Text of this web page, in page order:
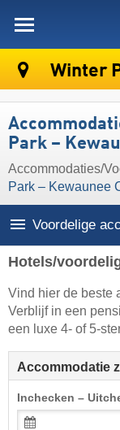
Winter
Park –
Accommodaties/
Park – Kewaunee
Voordelige
Hotels/
Vind hier de beste
Verblijf in een
een luxe 4- of 5-
Accommodatie
Inchecken –